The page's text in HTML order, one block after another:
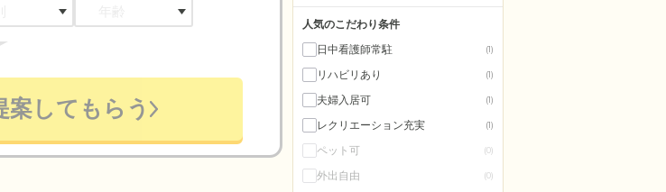
してもらう
人気のこだわり条件
日中看護師常駐
(1)
リハビリあり (1)
夫婦入居可 (1)
レクリエーション充実 (1)
ペット可 (0)
外出自由 (0)